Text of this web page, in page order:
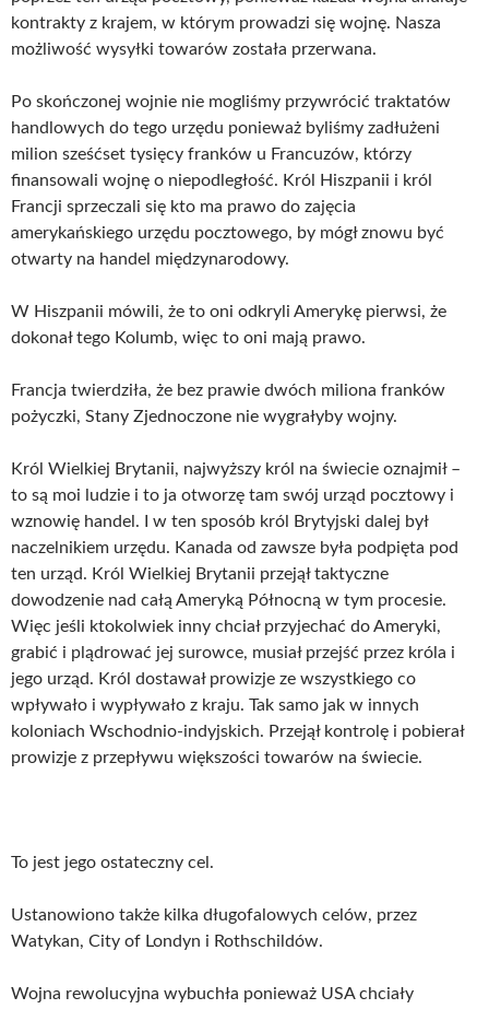
kontrakty z krajem, w którym prowadzi się wojnę. Nasza
możliwość wysyłki towarów została przerwana.
Po skończonej wojnie nie mogliśmy przywrócić traktatów
handlowych do tego urzędu ponieważ byliśmy zadłużeni
milion sześćset tysięcy franków u Francuzów, którzy
finansowali wojnę o niepodległość. Król Hiszpanii i król
Francji sprzeczali się kto ma prawo do zajęcia
amerykańskiego urzędu pocztowego, by mógł znowu być
otwarty na handel międzynarodowy.
W Hiszpanii mówili, że to oni odkryli Amerykę pierwsi, że
dokonał tego Kolumb, więc to oni mają prawo.
Francja twierdziła, że bez prawie dwóch miliona franków
pożyczki, Stany Zjednoczone nie wygrałyby wojny.
Król Wielkiej Brytanii, najwyższy król na świecie oznajmił –
to są moi ludzie i to ja otworzę tam swój urząd pocztowy i
wznowię handel. I w ten sposób król Brytyjski dalej był
naczelnikiem urzędu. Kanada od zawsze była podpięta pod
ten urząd. Król Wielkiej Brytanii przejął taktyczne
dowodzenie nad całą Ameryką Północną w tym procesie.
Więc jeśli ktokolwiek inny chciał przyjechać do Ameryki,
grabić i plądrować jej surowce, musiał przejść przez króla i
jego urząd. Król dostawał prowizje ze wszystkiego co
wpływało i wypływało z kraju. Tak samo jak w innych
koloniach Wschodnio-indyjskich. Przejął kontrolę i pobierał
prowizje z przepływu większości towarów na świecie.
To jest jego ostateczny cel.
Ustanowiono także kilka długofalowych celów, przez
Watykan, City of Londyn i Rothschildów.
Wojna rewolucyjna wybuchła ponieważ USA chciały